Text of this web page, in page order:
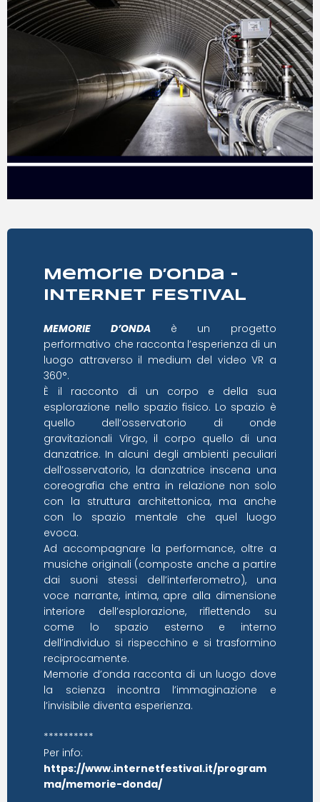
Memorie d’Onda –
INTERNET FESTIVAL
MEMORIE D’ONDAè un progetto
performativo che racconta l’esperienza di un
luogo attraverso il medium del video VR a
360°.
È il racconto di un corpo e della sua
esplorazione nello spazio fisico. Lo spazio è
quello dell’osservatorio di onde
gravitazionali Virgo, il corpo quello di una
danzatrice. In alcuni degli ambienti peculiari
dell’osservatorio, la danzatrice inscena una
coreografia che entra in relazione non solo
con la struttura architettonica, ma anche
con lo spazio mentale che quel luogo
evoca.
Ad accompagnare la performance, oltre a
musiche originali (composte anche a partire
dai suoni stessi dell’interferometro), una
voce narrante, intima, apre alla dimensione
interiore dell’esplorazione, riflettendo su
come lo spazio esterno e interno
dell’individuo si rispecchino e si trasformino
reciprocamente.
Memorie d’onda racconta di un luogo dove
la scienza incontra l’immaginazione e
l’invisibile diventa esperienza.
**********
Per info:
https://www.internetfestival.it/program
ma/memorie-donda/